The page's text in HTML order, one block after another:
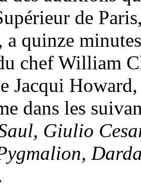
de
a quinze
chef William
Jacqui
dans les
Giulio